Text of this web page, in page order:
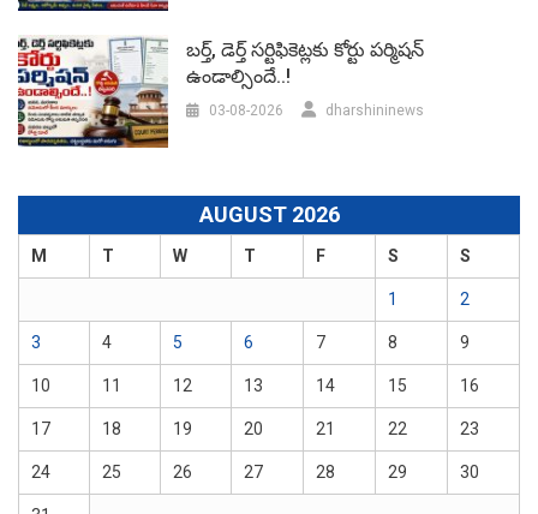
బర్త్, డెర్త్ సర్టిఫికెట్లకు కోర్టు పర్మిషన్
ఉండాల్సిందే..!
03-08-2026 dharshininews
AUGUST 2026
M T W T F S S
1 2
3 4 5 6 7 8 9
10 11 12 13 14 15 16
17 18 19 20 21 22 23
24 25 26 27 28 29 30